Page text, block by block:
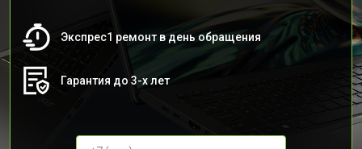
Экспрес1 ремонт в день обращения
Гарантия до 3-х лет